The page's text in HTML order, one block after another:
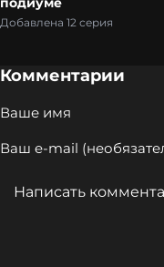
Добавлена 12 серия
Комментарии